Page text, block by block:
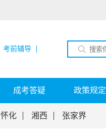
考前辅导
成考答疑 政策规定
怀化 湘西 张家界